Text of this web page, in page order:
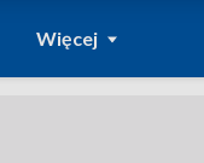
Więcej